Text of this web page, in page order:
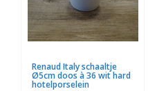
Renaud Italy schaaltje
Ø5cm doos à 36 wit hard
hotelporselein